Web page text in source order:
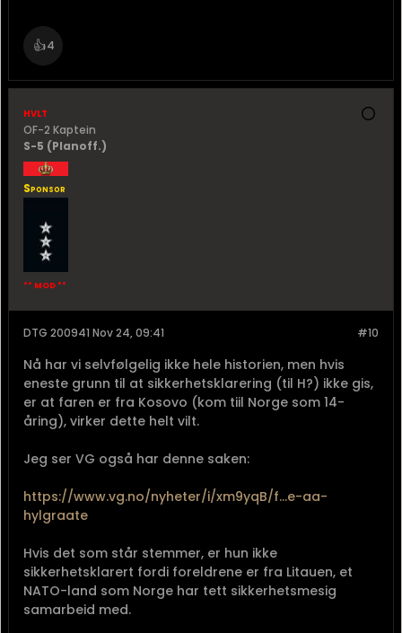
👍4
hvlt
OF-2 Kaptein
S-5 (Planoff.)
Sponsor
** MOD **
#10
DTG 200941 Nov 24, 09:41
Nå har vi selvfølgelig ikke hele historien, men hvis
eneste grunn til at sikkerhetsklarering (til H?) ikke gis,
er at faren er fra Kosovo (kom tiil Norge som 14-
åring), virker dette helt vilt.
Jeg ser VG også har denne saken:
https://www.vg.no/nyheter/i/xm9yqB/f...e-aa-
hylgraate
Hvis det som står stemmer, er hun ikke
sikkerhetsklarert fordi foreldrene er fra Litauen, et
NATO-land som Norge har tett sikkerhetsmesig
samarbeid med.